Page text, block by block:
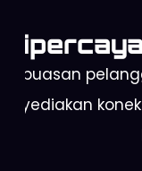
Kepuasan